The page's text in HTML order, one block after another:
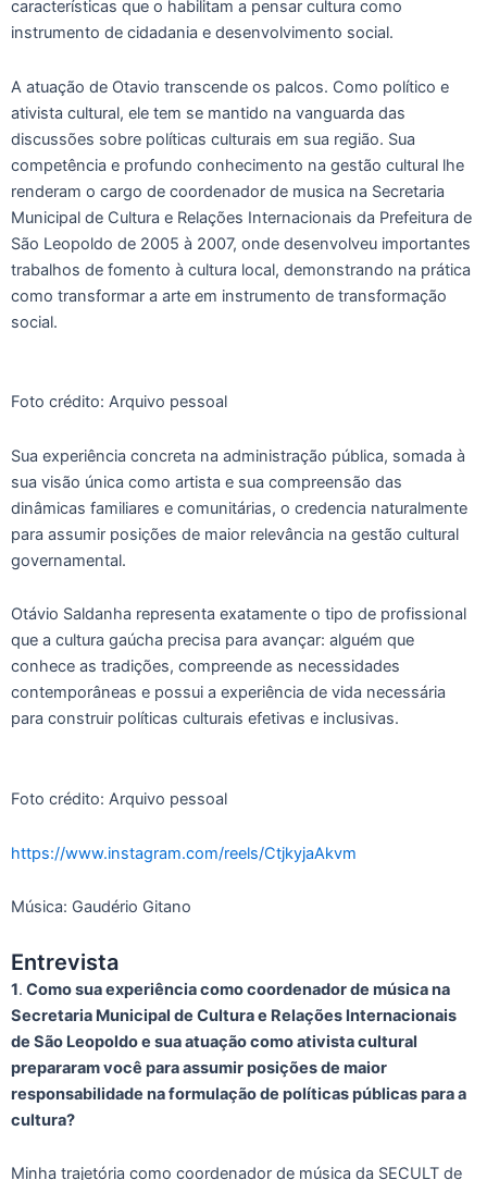
características que o habilitam a pensar cultura como
instrumento de cidadania e desenvolvimento social.
A atuação de Otavio transcende os palcos. Como político e
ativista cultural, ele tem se mantido na vanguarda das
discussões sobre políticas culturais em sua região. Sua
competência e profundo conhecimento na gestão cultural lhe
renderam o cargo de coordenador de musica na Secretaria
Municipal de Cultura e Relações Internacionais da Prefeitura de
São Leopoldo de 2005 à 2007, onde desenvolveu importantes
trabalhos de fomento à cultura local, demonstrando na prática
como transformar a arte em instrumento de transformação
social.
Foto crédito: Arquivo pessoal
Sua experiência concreta na administração pública, somada à
sua visão única como artista e sua compreensão das
dinâmicas familiares e comunitárias, o credencia naturalmente
para assumir posições de maior relevância na gestão cultural
governamental.
Otávio Saldanha representa exatamente o tipo de profissional
que a cultura gaúcha precisa para avançar: alguém que
conhece as tradições, compreende as necessidades
contemporâneas e possui a experiência de vida necessária
para construir políticas culturais efetivas e inclusivas.
Foto crédito: Arquivo pessoal
https://www.instagram.com/reels/CtjkyjaAkvm
Música: Gaudério Gitano
Entrevista
1. Como sua experiência como coordenador de música na
Secretaria Municipal de Cultura e Relações Internacionais
de São Leopoldo e sua atuação como ativista cultural
prepararam você para assumir posições de maior
responsabilidade na formulação de políticas públicas para a
cultura?
Minha trajetória como coordenador de música da SECULT de